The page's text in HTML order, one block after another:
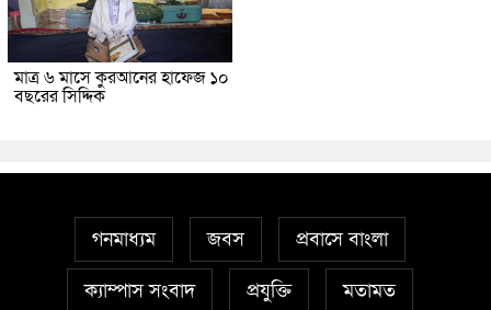
মাত্র ৬ মাসে কুরআনের হাফেজ ১০
বছরের সিদ্দিক
গনমাধ্যম জবস প্রবাসে বাংলা
ক্যাম্পাস সংবাদ প্রযুক্তি মতামত